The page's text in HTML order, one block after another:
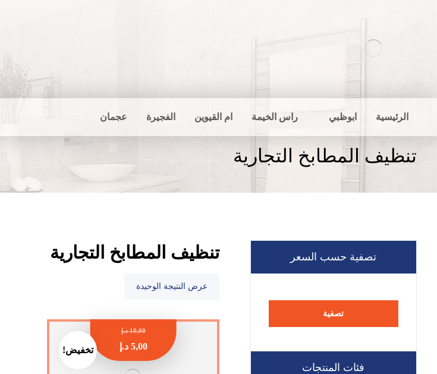
الرئيسية ابوظبي راس الخيمة ام القيوين الفجيرة عجمان
تنظيف المطابخ التجارية
تنظيف المطابخ التجارية
عرض النتيجة الوحيدة
تخفيض!
10,00 د.إ
5,00 د.إ
تصفية حسب السعر
تصفية
فئات المنتجات